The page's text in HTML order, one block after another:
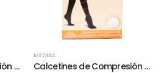
Calcetines de Compresión Para Mujer 15-20 mmHg
MEDIAS
Calcetines de Compresión Para Mujer 15-20 mmHg